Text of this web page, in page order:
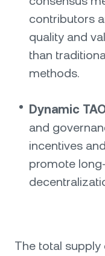
contributors
quality and
than
methods.
Dynamic
and
incentives
promote
The total supply